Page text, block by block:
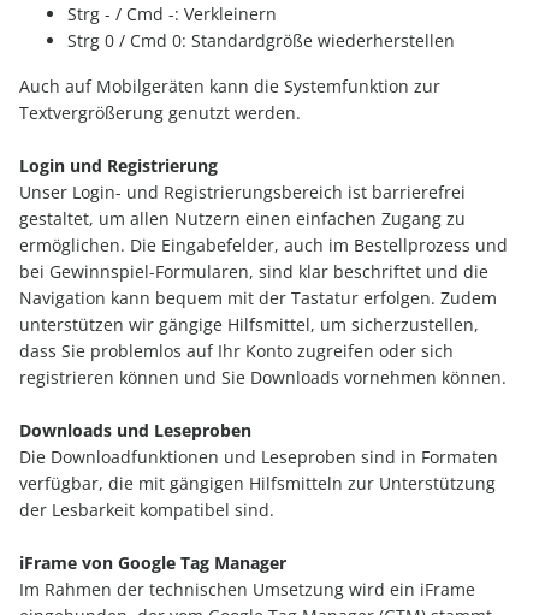
Strg - / Cmd -: Verkleinern
Strg 0 / Cmd 0: Standardgröße wiederherstellen
Auch auf Mobilgeräten kann die Systemfunktion zur
Textvergrößerung genutzt werden.
Login und Registrierung
Unser Login- und Registrierungsbereich ist barrierefrei
gestaltet, um allen Nutzern einen einfachen Zugang zu
ermöglichen. Die Eingabefelder, auch im Bestellprozess und
bei Gewinnspiel-Formularen, sind klar beschriftet und die
Navigation kann bequem mit der Tastatur erfolgen. Zudem
unterstützen wir gängige Hilfsmittel, um sicherzustellen,
dass Sie problemlos auf Ihr Konto zugreifen oder sich
registrieren können und Sie Downloads vornehmen können.
Downloads und Leseproben
Die Downloadfunktionen und Leseproben sind in Formaten
verfügbar, die mit gängigen Hilfsmitteln zur Unterstützung
der Lesbarkeit kompatibel sind.
iFrame von Google Tag Manager
Im Rahmen der technischen Umsetzung wird ein iFrame